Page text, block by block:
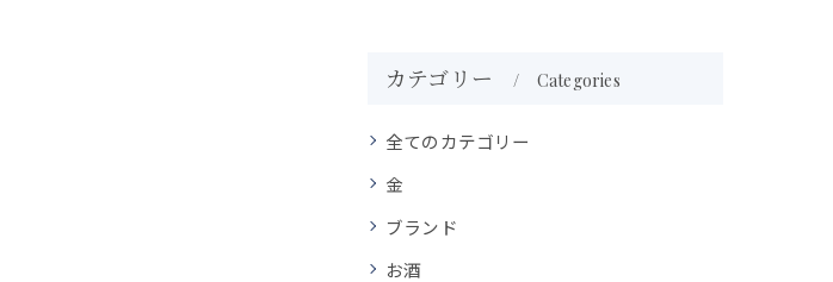
カテゴリー Categories
全てのカテゴリー
金
ブランド
お酒